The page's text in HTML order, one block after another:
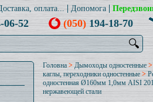
оплата... Допомога
06-52 (050)194-18-70
🔍
Головна > Дымоходы одностенные
каглы, переходники одностенные>
одностенная Ø160мм 1,0мм AISI
нержавеющей стали